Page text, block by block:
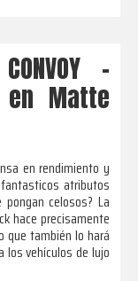
–
en Matte
en rendimiento y
fantasticos atributos
celosos? La
hace precisamente
que también lo hará
los vehículos de lujo